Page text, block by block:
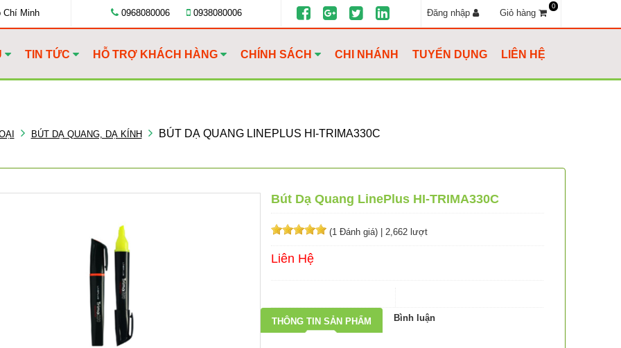
Chí Minh 0968080006 0938080006 Đăng nhập Giỏ hàng
0
TIN TỨC HỖ TRỢ KHÁCH HÀNG CHÍNH SÁCH CHI NHÁNH TUYỂN DỤNG LIÊN HỆ
BÚT DẠ QUANG, DẠ KÍNH BÚT DẠ QUANG LINEPLUS HI-TRIMA330C
Bút Dạ Quang LinePlus HI-TRIMA330C
(1 Đánh giá) | 2,662 lượt
Liên Hệ
THÔNG TIN SẢN PHẨM Bình luận